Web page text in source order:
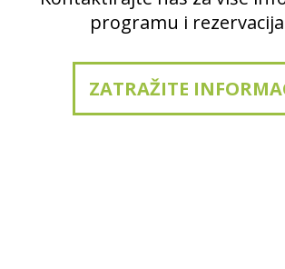
programu i
ZATRAŽITE